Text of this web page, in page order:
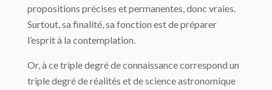
propositions précises et permanentes, donc vraies.
Surtout, sa finalité, sa fonction est de préparer
l’esprit à la contemplation.
Or, à ce triple degré de connaissance correspond un
triple degré de réalités et de science astronomique